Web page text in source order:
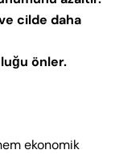
cilde daha
önler.
ekonomik